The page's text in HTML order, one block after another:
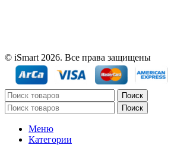
© iSmart 2026. Все права защищены
Поиск
Поиск
Меню
Категории